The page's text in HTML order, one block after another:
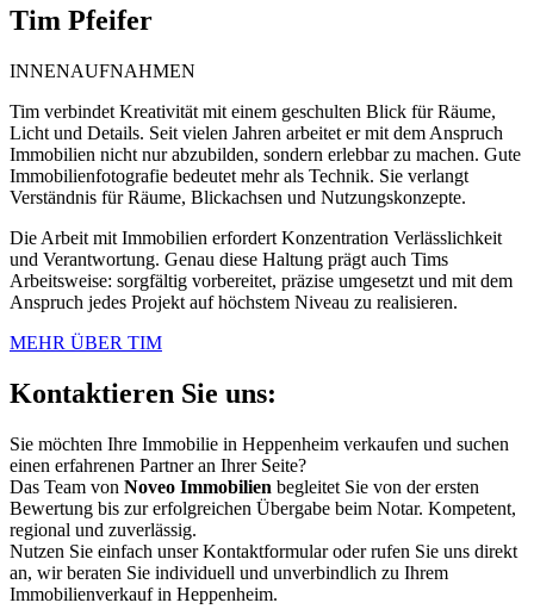
Tim Pfeifer
INNENAUFNAHMEN
Tim verbindet Kreativität mit einem geschulten Blick für Räume,
Licht und Details. Seit vielen Jahren arbeitet er mit dem Anspruch
Immobilien nicht nur abzubilden, sondern erlebbar zu machen. Gute
Immobilienfotografie bedeutet mehr als Technik. Sie verlangt
Verständnis für Räume, Blickachsen und Nutzungskonzepte.
Die Arbeit mit Immobilien erfordert Konzentration Verlässlichkeit
und Verantwortung. Genau diese Haltung prägt auch Tims
Arbeitsweise: sorgfältig vorbereitet, präzise umgesetzt und mit dem
Anspruch jedes Projekt auf höchstem Niveau zu realisieren.
MEHR ÜBER TIM
Kontaktieren Sie uns:
Sie möchten Ihre Immobilie in Heppenheim verkaufen und suchen
einen erfahrenen Partner an Ihrer Seite?
Das Team von Noveo Immobilien begleitet Sie von der ersten
Bewertung bis zur erfolgreichen Übergabe beim Notar. Kompetent,
regional und zuverlässig.
Nutzen Sie einfach unser Kontaktformular oder rufen Sie uns direkt
an, wir beraten Sie individuell und unverbindlich zu Ihrem
Immobilienverkauf in Heppenheim.